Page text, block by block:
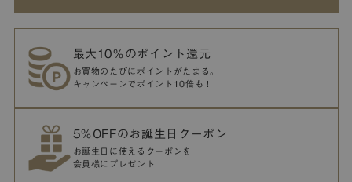
最大10％のポイント還元
お買物のたびにポイントがたまる。
キャンペーンでポイント10倍も！
5％OFFのお誕生日クーポン
お誕生日に使えるクーポンを
会員様にプレゼント